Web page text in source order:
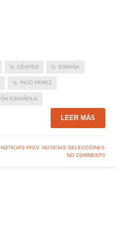
CÉSPED ESPAÑA
RICO PÉREZ
ESPAÑOLA
LEER MÁS
NOTICIAS FFCV, NOTICIAS SELECCIONES
NO COMMENTS